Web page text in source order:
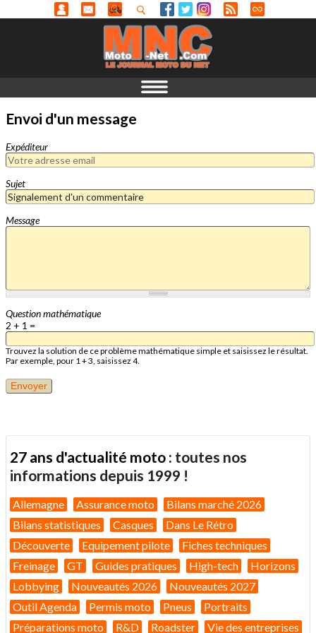
Envoi d'un message
Expéditeur
Sujet
Message
Question mathématique
2 + 1 =
Trouvez la solution de ce problème mathématique simple et saisissez le résultat.
Par exemple, pour 1 + 3, saisissez 4.
27 ans d'actualité moto : toutes nos
informations depuis 1999 !
Allemagne Assurance moto
Bilans marché 2026
Bilans statistiques
Casques
Dans Le Rétro
Découverte
Equipement pilote
Fiches techniques
Freinage
GT Guides pratiques High-tech
Horizons
Lobbying
Nouveautés 2026
Nouveautés 2027
Outil Agenda
Permis moto Pneus
Portraits
Préparations moto
R&D Roadster Vie des entreprises